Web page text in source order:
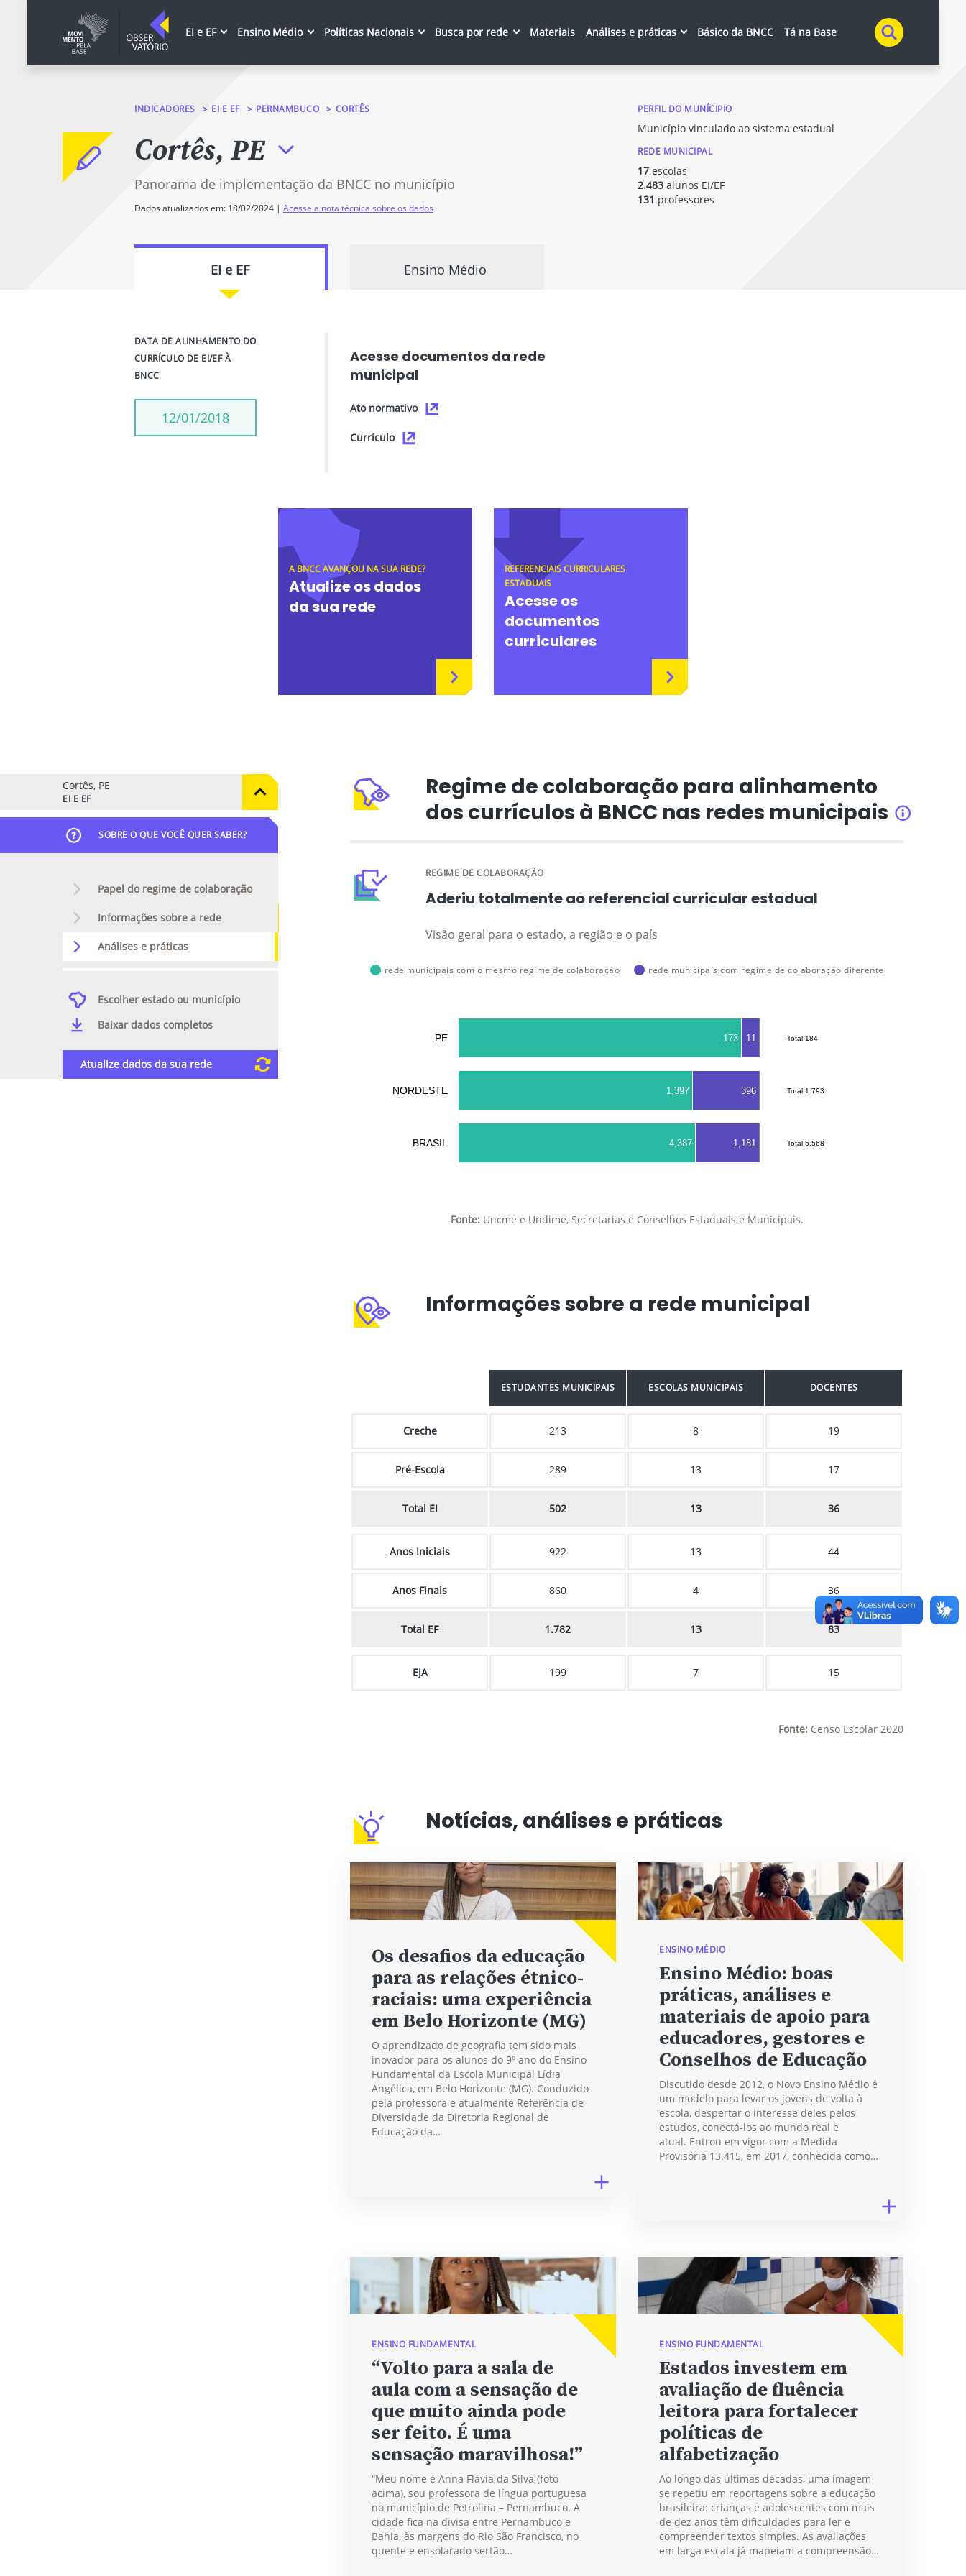
EI e EF Ensino Médio Políticas Nacionais Busca por rede Materiais Análises e práticas Básico da BNCC Tá na Base Buscar
INDICADORES EI E EF PERNAMBUCO CORTÊS
Cortês, PE
Panorama de implementação da BNCC no município
Dados atualizados em: 18/02/2024 | Acesse a nota técnica sobre os dados
PERFIL DO MUNÍCIPIO
Município vinculado ao sistema estadual
REDE MUNICIPAL
17 escolas
2.483 alunos EI/EF
131 professores
EI e EF Ensino Médio
DATA DE ALINHAMENTO DO
CURRÍCULO DE EI/EF À
BNCC
12/01/2018
Acesse documentos da rede
municipal
Ato normativo
Currículo
A BNCC AVANÇOU NA SUA REDE?
Atualize os dados
da sua rede
REFERENCIAIS CURRICULARES
ESTADUAIS
Acesse os
documentos
curriculares
Cortês, PE
EI E EF
SOBRE O QUE VOCÊ QUER SABER?
Papel do regime de colaboração
Informações sobre a rede
Análises e práticas
Escolher estado ou município
Baixar dados completos
Atualize dados da sua rede
Regime de colaboração para alinhamento
dos currículos à BNCC nas redes municipais
REGIME DE COLABORAÇÃO
Aderiu totalmente ao referencial curricular estadual
Visão geral para o estado, a região e o país
rede municipais com o mesmo regime de colaboração rede municipais com regime de colaboração diferente
PE
NORDESTE
BRASIL
173
1,397
4,387
11
396
1,181
Total 184
Total 184
Total 1.793
Total 1.793
Total 5.568
Total 5.568
Fonte:Uncme e Undime, Secretarias e Conselhos Estaduais e Municipais.
Informações sobre a rede municipal
ESTUDANTES MUNICIPAIS ESCOLAS MUNICIPAIS DOCENTES
Creche 213 8 19
Pré-Escola 289 13 17
Total EI 502 13 36
Anos Iniciais 922 13 44
Anos Finais 860 4 36
Total EF 1.782 13 83
EJA 199 7 15
Fonte: Censo Escolar 2020
Notícias, análises e práticas
Os desafios da educação
para as relações étnico-
raciais: uma experiência
em Belo Horizonte (MG)
O aprendizado de geografia tem sido mais
inovador para os alunos do 9º ano do Ensino
Fundamental da Escola Municipal Lídia
Angélica, em Belo Horizonte (MG). Conduzido
pela professora e atualmente Referência de
Diversidade da Diretoria Regional de
Educação da…
ENSINO MÉDIO
Ensino Médio: boas
práticas, análises e
materiais de apoio para
educadores, gestores e
Conselhos de Educação
Discutido desde 2012, o Novo Ensino Médio é
um modelo para levar os jovens de volta à
escola, despertar o interesse deles pelos
estudos, conectá-los ao mundo real e
atual. Entrou em vigor com a Medida
Provisória 13.415, em 2017, conhecida como…
ENSINO FUNDAMENTAL
“Volto para a sala de
aula com a sensação de
que muito ainda pode
ser feito. É uma
sensação maravilhosa!”
“Meu nome é Anna Flávia da Silva (foto
acima), sou professora de língua portuguesa
no município de Petrolina – Pernambuco. A
cidade fica na divisa entre Pernambuco e
Bahia, às margens do Rio São Francisco, no
quente e ensolarado sertão…
ENSINO FUNDAMENTAL
Estados investem em
avaliação de fluência
leitora para fortalecer
políticas de
alfabetização
Ao longo das últimas décadas, uma imagem
se repetiu em reportagens sobre a educação
brasileira: crianças e adolescentes com mais
de dez anos têm dificuldades para ler e
compreender textos simples. As avaliações
em larga escala já mapeiam a compreensão…